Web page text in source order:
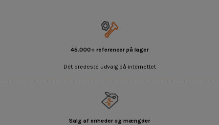
45.000+ referencer på lager
Det bredeste udvalg på internettet
Salg af enheder og mængder